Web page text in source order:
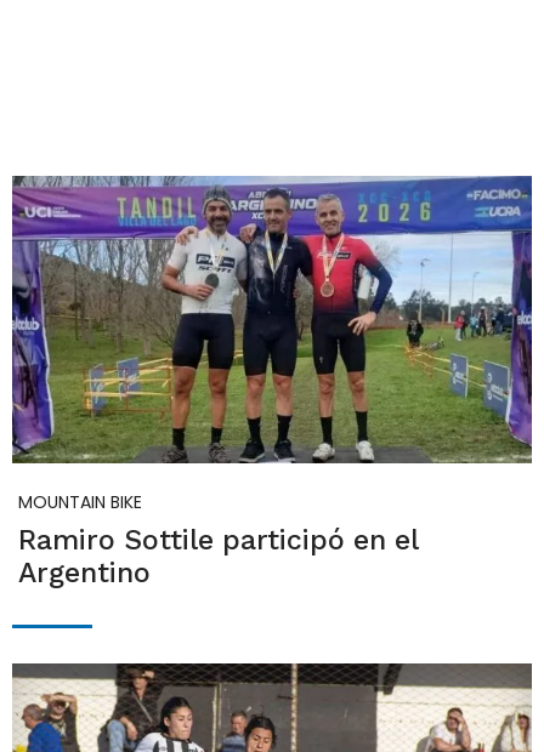
MOUNTAIN BIKE
Ramiro Sottile participó en el
Argentino